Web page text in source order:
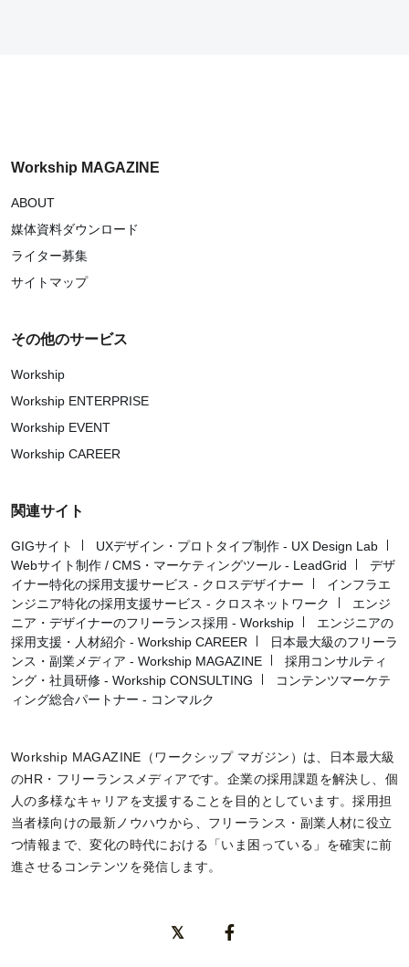
Workship MAGAZINE
ABOUT
媒体資料ダウンロード
ライター募集
サイトマップ
その他のサービス
Workship
Workship ENTERPRISE
Workship EVENT
Workship CAREER
関連サイト
GIGサイト
UXデザイン・プロトタイプ制作 - UX Design Lab
Webサイト制作 / CMS・マーケティングツール - LeadGrid
デザ
イナー特化の採用支援サービス - クロスデザイナー
インフラエ
ンジニア特化の採用支援サービス - クロスネットワーク
エンジ
ニア・デザイナーのフリーランス採用 - Workship
エンジニアの
採用支援・人材紹介 - Workship CAREER
日本最大級のフリーラ
ンス・副業メディア - Workship MAGAZINE
採用コンサルティ
ング・社員研修 - Workship CONSULTING
コンテンツマーケテ
ィング総合パートナー - コンマルク
Workship MAGAZINE（ワークシップ マガジン）は、日本最大級
のHR・フリーランスメディアです。企業の採用課題を解決し、個
人の多様なキャリアを支援することを目的としています。採用担
当者様向けの最新ノウハウから、フリーランス・副業人材に役立
つ情報まで、変化の時代における「いま困っている」を確実に前
進させるコンテンツを発信します。